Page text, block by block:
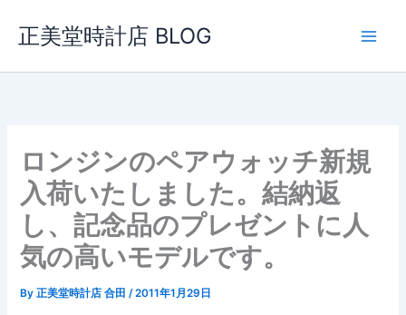
ス
正美堂時計店 BLOG
ロンジンのペアウォッチ新規
入荷いたしました。結納返
し、記念品のプレゼントに人
気の高いモデルです。
By正美堂時計店 合田/2011年1月29日